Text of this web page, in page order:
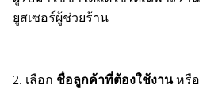
ยูสเซอร์ผู้ช่วยร้าน
2. เลือก ชื่อลูกค้าที่ต้องใช้งานหรือ